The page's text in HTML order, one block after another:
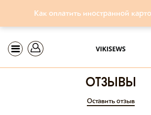
Как оплатить иностранной
отзывы
Оставить отзыв